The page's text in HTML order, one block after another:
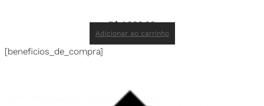
R$4.000,00
Adicionar ao carrinho
[beneficios_de_compra]